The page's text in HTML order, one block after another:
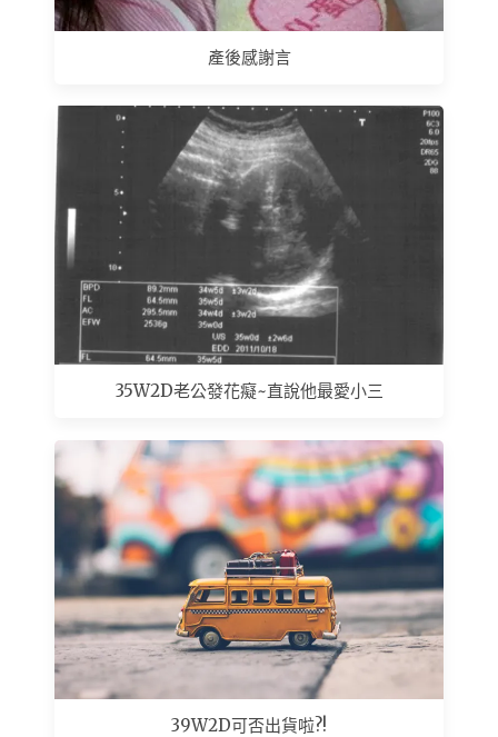
產後感謝言
35W2D老公發花癡~直說他最愛小三
39W2D可否出貨啦?!